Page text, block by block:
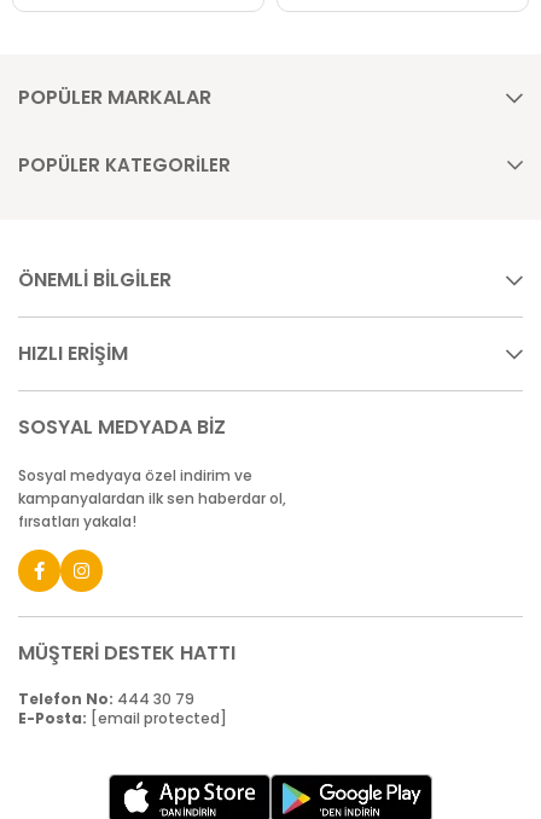
POPÜLER MARKALAR
POPÜLER KATEGORİLER
ÖNEMLİ BİLGİLER
HIZLI ERİŞİM
SOSYAL MEDYADA BİZ
Sosyal medyaya özel indirim ve
kampanyalardan ilk sen haberdar ol,
fırsatları yakala!
MÜŞTERİ DESTEK HATTI
Telefon No: 444 30 79
E-Posta: [email protected]